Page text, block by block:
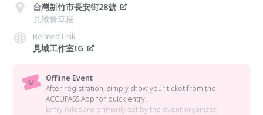
台灣新竹市長安街28號
見域青草座
Related Link
見域工作室IG
Offline Event
After registration, simply show your ticket from the
ACCUPASS App for quick entry.
Entry rules are primarily set by the event organizer.